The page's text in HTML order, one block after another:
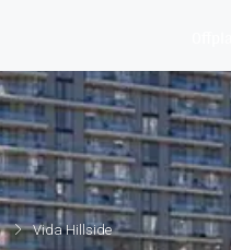
Vida Hillside